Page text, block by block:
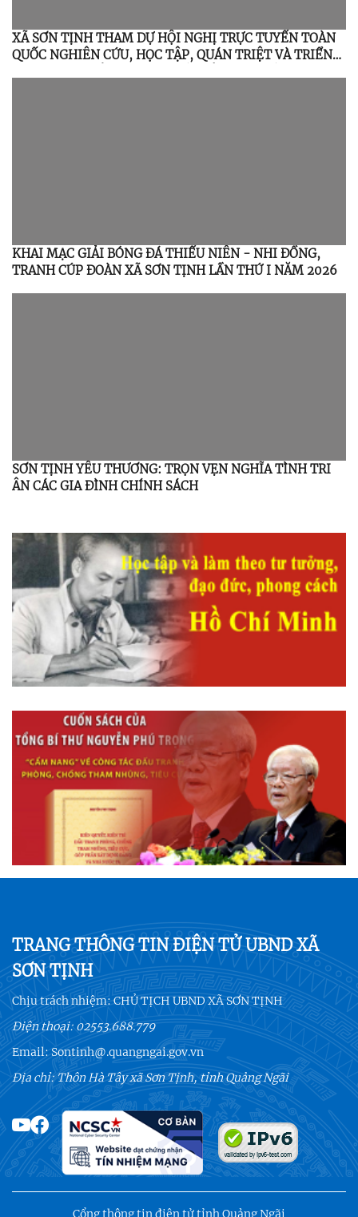
XÃ SƠN TỊNH THAM DỰ HỘI NGHỊ TRỰC TUYẾN TOÀN
QUỐC NGHIÊN CỨU, HỌC TẬP, QUÁN TRIỆT VÀ TRIỂN
KHAI MẠC GIẢI BÓNG ĐÁ THIẾU NIÊN - NHI ĐỒNG,
TRANH CÚP ĐOÀN XÃ SƠN TỊNH LẦN THỨ I NĂM 2026
SƠN TỊNH YÊU THƯƠNG: TRỌN VẸN NGHĨA TÌNH TRI
ÂN CÁC GIA ĐÌNH CHÍNH SÁCH
TRANG THÔNG TIN ĐIỆN TỬ UBND XÃ
SƠN TỊNH
Chịu trách nhiệm:CHỦ TỊCH UBND XÃ SƠN TỊNH
Điện thoại:02553.688.779
Email:Sontinh@.quangngai.gov.vn
Địa chỉ: Thôn Hà Tây xã Sơn Tịnh, tỉnh Quảng Ngãi
Cổng thông tin điện tử tỉnh Quảng Ngãi